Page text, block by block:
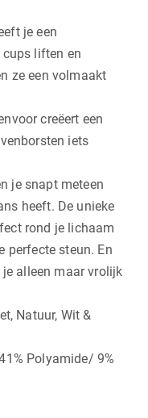
je een
liften en
ze een volmaakt
creëert een
iets
je snapt meteen
heeft. De unieke
rond je lichaam
perfecte steun. En
alleen maar vrolijk
Natuur, Wit &
Polyamide/ 9%